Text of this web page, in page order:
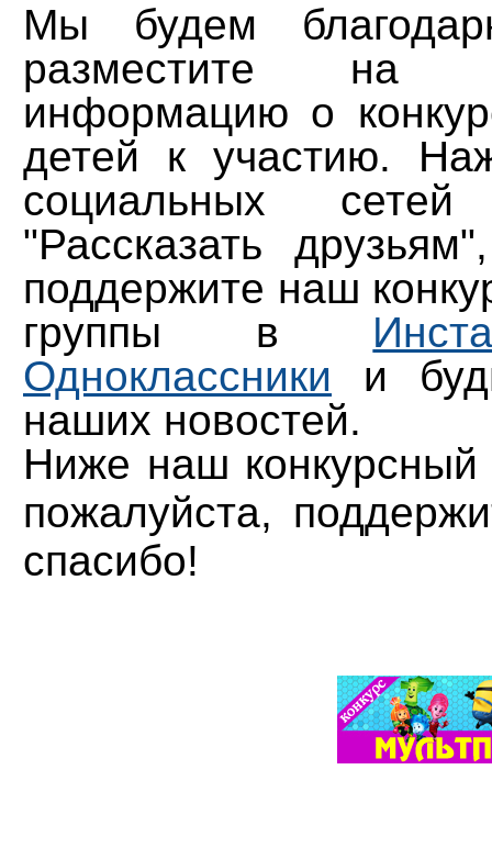
Мы будем
разместите на
информацию о
детей к участию.
социальных
"Рассказать
поддержите наш
группы в
Одноклассники и
наших новостей.
Ниже наш конкурсный
пожалуйста,
спасибо!